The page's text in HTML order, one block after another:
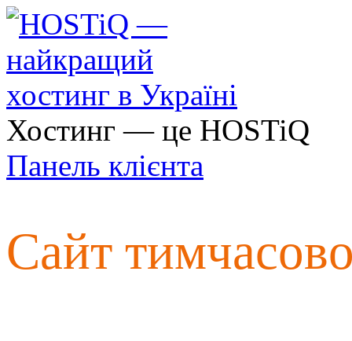
Хостинг — це HOSTiQ
Панель клієнта
Сайт